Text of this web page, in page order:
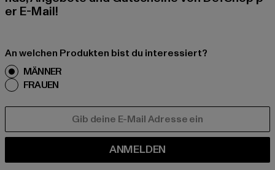
er E-Mail!
An welchen Produkten bist du interessiert?
MÄNNER
FRAUEN
ANMELDEN